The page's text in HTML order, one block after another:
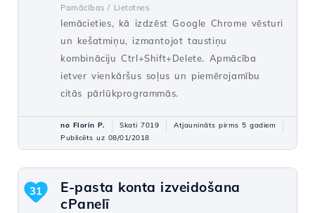
Pamācības / Lietotnes
Iemācieties, kā izdzēst Google Chrome vēsturi
un kešatmiņu, izmantojot taustiņu
kombināciju Ctrl+Shift+Delete. Apmācība
ietver vienkāršus soļus un piemērojamību
citās pārlūkprogrammās.
no Florin P. Skati 7019
Atjaunināts pirms 5 gadiem
Publicēts uz 08/01/2018
E-pasta konta izveidošana
cPanelī
31